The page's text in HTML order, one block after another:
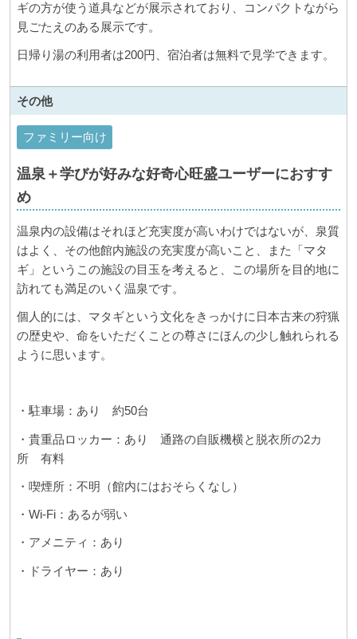
ギの方が使う道具などが展示されており、コンパクトながら
見ごたえのある展示です。
日帰り湯の利用者は200円、宿泊者は無料で見学できます。
その他
ファミリー向け
温泉＋学びが好みな好奇心旺盛ユーザーにおすす
め
温泉内の設備はそれほど充実度が高いわけではないが、泉質
はよく、その他館内施設の充実度が高いこと、また「マタ
ギ」というこの施設の目玉を考えると、この場所を目的地に
訪れても満足のいく温泉です。
個人的には、マタギという文化をきっかけに日本古来の狩猟
の歴史や、命をいただくことの尊さにほんの少し触れられる
ように思います。
・駐車場：あり 約50台
・貴重品ロッカー：あり 通路の自販機横と脱衣所の2カ
所 有料
・喫煙所：不明（館内にはおそらくなし）
・Wi-Fi：あるが弱い
・アメニティ：あり
・ドライヤー：あり